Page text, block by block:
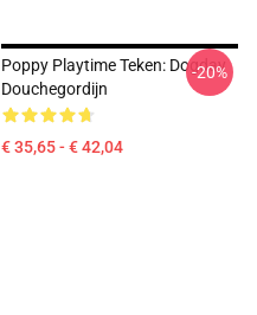
Poppy Playtime Teken: Dogday
Douchegordijn
€ 35,65 - € 42,04
-20%